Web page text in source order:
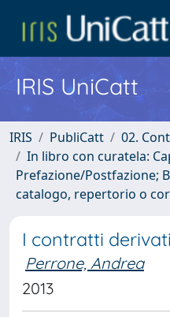
IRIS UniCatt
IRIS PubliCatt
02.
In libro con curatela:
Prefazione/Postfazione;
catalogo, repertorio o
I contratti
Perrone, Andrea
2013